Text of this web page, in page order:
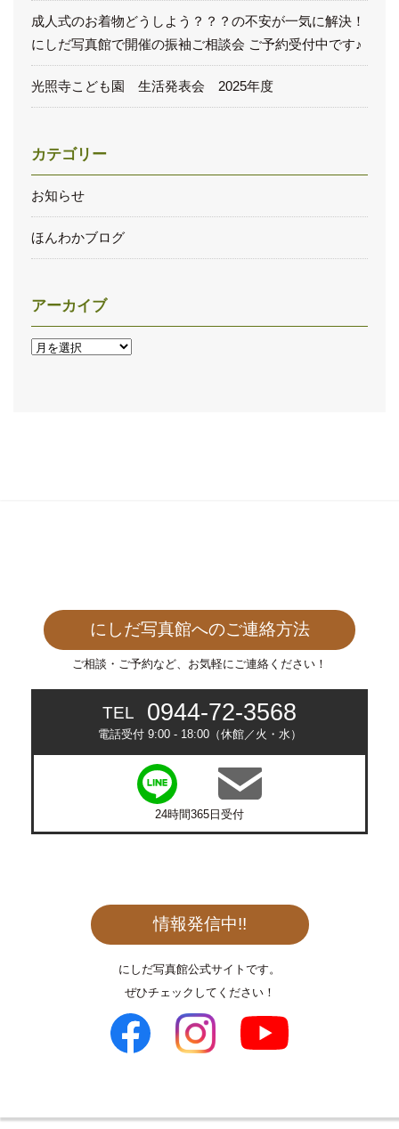
成人式のお着物どうしよう？？？の不安が一気に解決！
にしだ写真館で開催の振袖ご相談会 ご予約受付中です♪
光照寺こども園 生活発表会 2025年度
カテゴリー
お知らせ
ほんわかブログ
アーカイブ
ア
にしだ写真館へのご連絡方法
ご相談・ご予約など、お気軽にご連絡ください！
TEL 0944-72-3568
電話受付 9:00 - 18:00（休館／火・水）
24時間365日受付
情報発信中!!
にしだ写真館公式サイトです。
ぜひチェックしてください！